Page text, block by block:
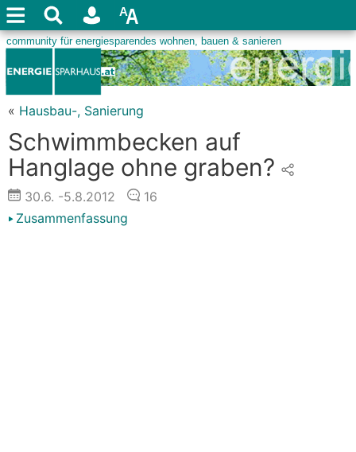
« Hausbau-, Sanierung
Schwimmbecken auf
Hanglage ohne graben?
30.6. -5.8.2012
16
Zusammenfassung